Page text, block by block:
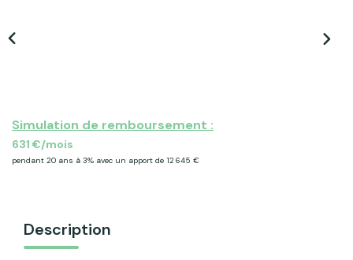
Simulation de remboursement :
631 €/mois
pendant 20 ans à 3% avec un apport de 12 645 €
Description